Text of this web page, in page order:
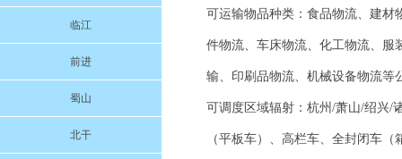
临江
前进
蜀山
北干
可运输物品种类：食品物流、建材
件物流、车床物流、化工物流、服
输、印刷品物流、机械设备物流等
可调度区域辐射：杭州/萧山/绍兴/
（平板车）、高栏车、全封闭车